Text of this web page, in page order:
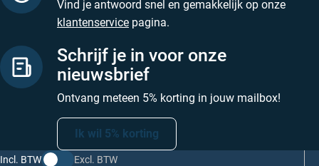
Vind je antwoord snel en gemakkelijk op onze
klantenservice pagina.
Schrijf je in voor onze
nieuwsbrief
Ontvang meteen 5% korting in jouw mailbox!
Ik wil 5% korting
Incl. BTW Excl. BTW